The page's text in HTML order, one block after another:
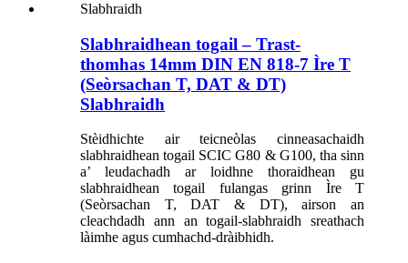
Slabhraidhean togail – Trast-
thomhas 14mm DIN EN 818-7 Ìre T
(Seòrsachan T, DAT & DT)
Slabhraidh
Stèidhichte air teicneòlas cinneasachaidh
slabhraidhean togail SCIC G80 & G100, tha sinn
a’ leudachadh ar loidhne thoraidhean gu
slabhraidhean togail fulangas grinn Ìre T
(Seòrsachan T, DAT & DT), airson an
cleachdadh ann an togail-slabhraidh sreathach
làimhe agus cumhachd-dràibhidh.